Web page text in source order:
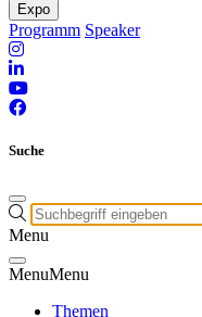
Expo
Programm Speaker
Suche
Menu
MenuMenu
Themen